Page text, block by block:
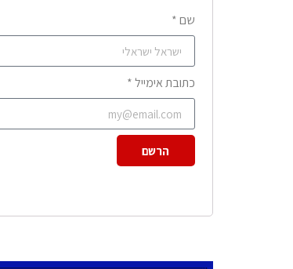
שם *
כתובת אימייל *
הרשם